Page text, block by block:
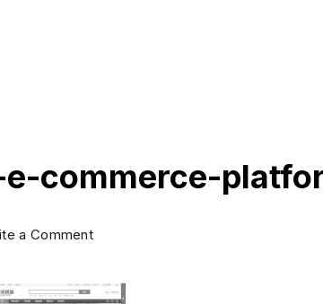
e-commerce-
a Comment